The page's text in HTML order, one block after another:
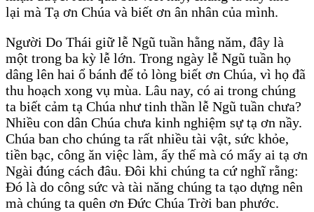
lại mà Tạ ơn Chúa và biết ơn ân nhân của mình.
Người Do Thái giữ lễ Ngũ tuần hằng năm, đây là
một trong ba kỳ lễ lớn. Trong ngày lễ Ngũ tuần họ
dâng lên hai ổ bánh để tỏ lòng biết ơn Chúa, vì họ đã
thu hoạch xong vụ mùa. Lâu nay, có ai trong chúng
ta biết cảm tạ Chúa như tinh thần lễ Ngũ tuần chưa?
Nhiều con dân Chúa chưa kinh nghiệm sự tạ ơn nầy.
Chúa ban cho chúng ta rất nhiều tài vật, sức khỏe,
tiền bạc, công ăn việc làm, ấy thế mà có mấy ai tạ ơn
Ngài đúng cách đâu. Đôi khi chúng ta cứ nghĩ rằng:
Đó là do công sức và tài năng chúng ta tạo dựng nên
mà chúng ta quên ơn Đức Chúa Trời ban phước.